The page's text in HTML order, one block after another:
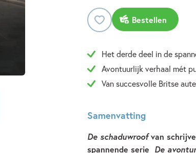
Bestellen
Het derde deel in de
Avontuurlijk verhaal mét
Van succesvolle Britse
Samenvatting
De schaduwroofvan
spannende serie De